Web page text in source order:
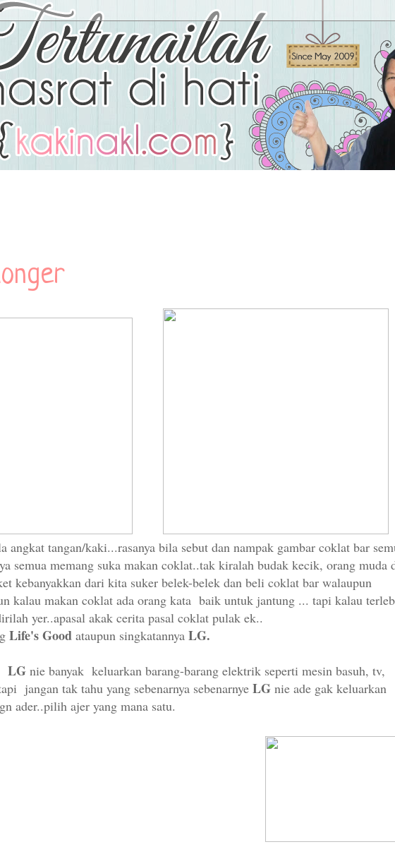
angkat tangan/kaki...rasanya bila sebut dan nampak gambar coklat bar
semua memang suka makan coklat..tak kiralah budak kecik, orang muda
kebanyakkan dari kita suker belek-belek dan beli coklat bar walaupun
kalau makan coklat ada orang kata baik untuk jantung ... tapi kalau
yer..apasal akak cerita pasal coklat pulak ek..
Life's Good ataupun singkatannya LG.
LG nie banyak keluarkan barang-barang elektrik seperti mesin basuh, tv,
jangan tak tahu yang sebenarnya sebenarnye LG nie ade gak keluarkan
ader..pilih ajer yang mana satu.